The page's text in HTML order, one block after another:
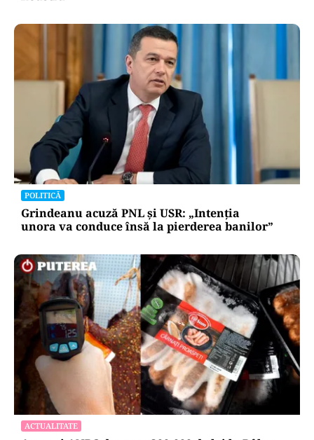
POLITICĂ
Cum explică Ilie Bolojan dezastrul economic
din România: „Am procedat corect față de țara
noastră”
POLITICĂ
Grindeanu acuză PNL și USR: „Intenția
unora va conduce însă la pierderea banilor”